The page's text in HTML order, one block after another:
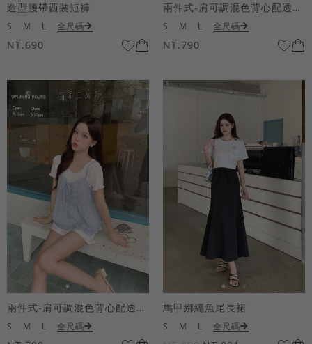
造型腰帶西裝短褲
S M L 全尺碼
NT.690
兩件式-肩可調混色背心配透膚短袖上衣
S M L 全尺碼
NT.790
兩件式-肩可調混色背心配透膚短袖上衣
S M L 全尺碼
馬甲綁繩魚尾長裙
S M L 全尺碼